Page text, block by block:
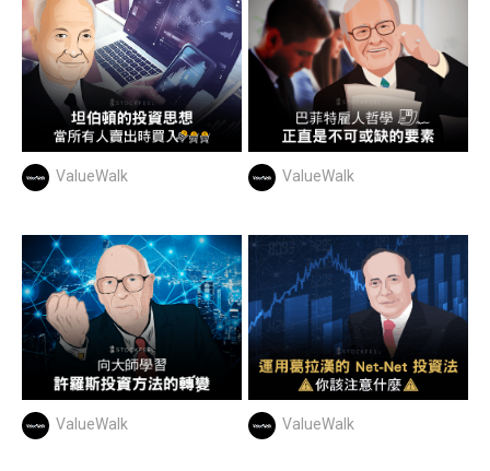
ValueWalk ValueWalk
ValueWalk ValueWalk